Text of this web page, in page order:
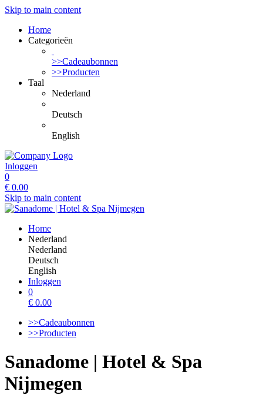
Skip to main content
Home
Categorieën
>>Cadeaubonnen
>>Producten
Taal
Nederland
Deutsch
English
Inloggen
0
€ 0.00
Skip to main content
Home
Nederland
Nederland
Deutsch
English
Inloggen
0
€ 0.00
>>Cadeaubonnen
>>Producten
Sanadome | Hotel & Spa
Nijmegen